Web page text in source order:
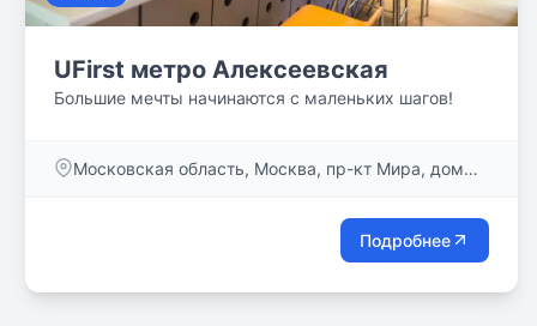
UFirst метро Алексеевская
Большие мечты начинаются с маленьких шагов!
Московская область, Москва, пр-кт Мира, дом
Подробнее